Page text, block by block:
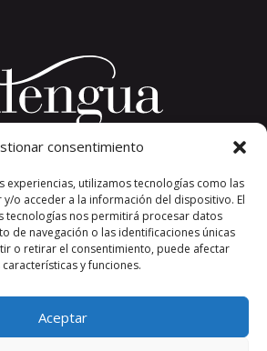
consentimiento
experiencias, utilizamos tecnologías como las
o acceder a la información del dispositivo. El
tecnologías nos permitirá procesar datos
de navegación o las identificaciones únicas
o retirar el consentimiento, puede afectar
y funciones.
Aceptar
Millán de la Cogolla
España.
+34 941 373 389